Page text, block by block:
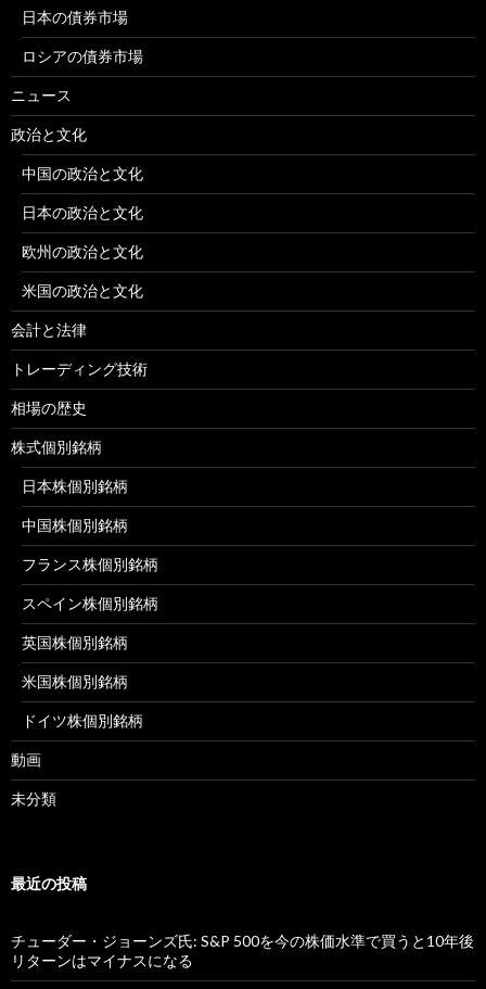
日本の債券市場
ロシアの債券市場
ニュース
政治と文化
中国の政治と文化
日本の政治と文化
欧州の政治と文化
米国の政治と文化
会計と法律
トレーディング技術
相場の歴史
株式個別銘柄
日本株個別銘柄
中国株個別銘柄
フランス株個別銘柄
スペイン株個別銘柄
英国株個別銘柄
米国株個別銘柄
ドイツ株個別銘柄
動画
未分類
最近の投稿
チューダー・ジョーンズ氏: S&P 500を今の株価水準で買うと10年後
リターンはマイナスになる